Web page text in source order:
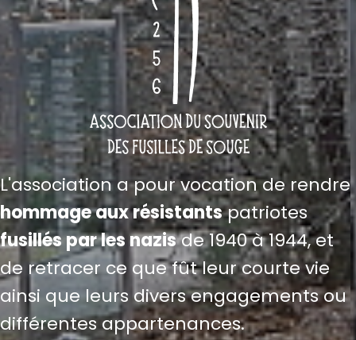
L'association a pour vocation de rendre
hommage aux résistantspatriotes
fusillés par les nazisde 1940 à 1944, et
de retracer ce que fût leur courte vie
ainsi que leurs divers engagements ou
différentes appartenances.